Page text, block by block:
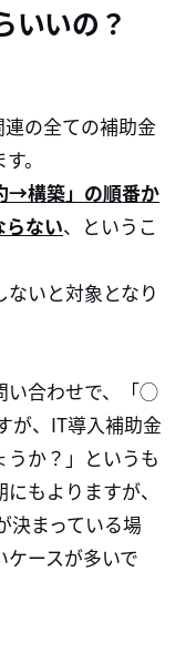
いいの？
の全ての補助金
。
構築」の順番か
らない、というこ
いと対象となり
い合わせで、「◯
が、IT導入補助金
か？」というも
もよりますが、
決まっている場
ースが多いで